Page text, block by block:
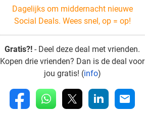
Dagelijks om middernacht nieuwe
Social Deals. Wees snel, op = op!
Gratis?! - Deel deze deal met vrienden.
Kopen drie vrienden? Dan is de deal voor
jou gratis! (info)
fb whatsapp linkedin mail